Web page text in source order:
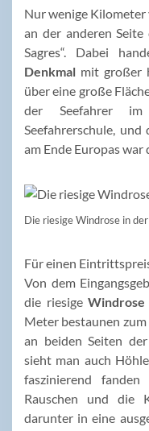
Nur wenige Kilometer
an der anderen
Sagres“. Dabei
Denkmal mit großer
über eine große
der Seefahrer
Seefahrerschule,
am Ende Europas
Die riesige Windrose in
Für einen
Von dem
die riesigeWindrose
Meter bestaunen
an beiden Seiten
sieht man auch
faszinierend
Rauschen und die
darunter in eine